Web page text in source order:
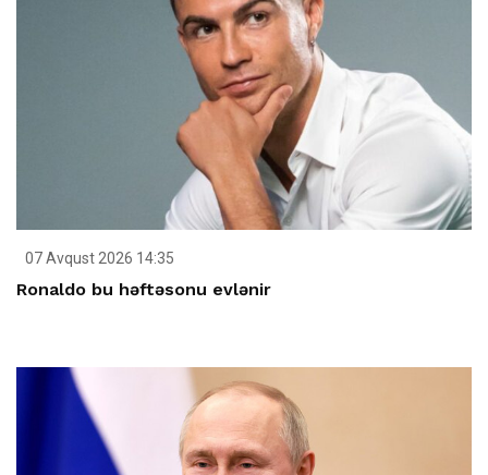
07 Avqust 2026 14:35
Ronaldo bu həftəsonu evlənir